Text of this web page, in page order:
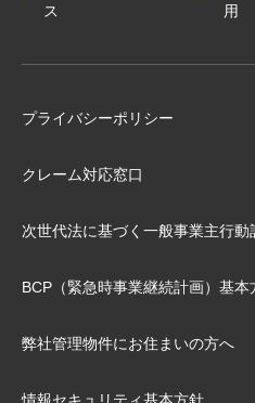
ス
用
プライバシーポリシー
クレーム対応窓口
次世代法に基づく⼀般事業主⾏動
BCP（緊急時事業継続計画）基本
弊社管理物件にお住まいの⽅へ
情報セキュリティ基本方針